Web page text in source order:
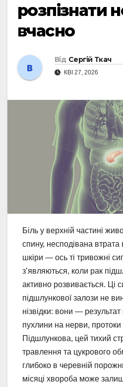
розпізнати
вчасно
Від Сергій Ткач
КВІ 27, 2026
Біль у верхній частині
спину, несподівана втрата
шкіри — ось ті тривожні
з’являються, коли рак
активно розвивається. Ці
підшлункової залози не
нізвідки: вони —
пухлини на нерви, протоки
Підшлункова, цей тихий
травлення та цукрового
глибоко в черевній
місяці хвороба може